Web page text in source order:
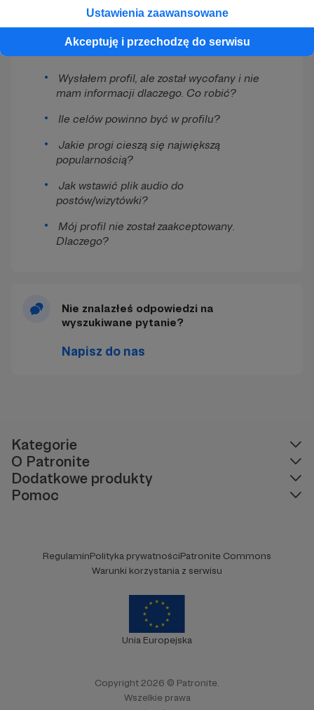
Ustawienia zaawansowane
Akceptuję i przechodzę do serwisu
Zobacz również
Wysłałem profil, ale został wycofany i nie
mam informacji dlaczego. Co robić?
Ile celów powinno być w profilu?
Jakie progi cieszą się największą
popularnością?
Jak wstawić plik audio do
postów/wizytówki?
Mój profil nie został zaakceptowany.
Dlaczego?
Nie znalazłeś odpowiedzi na
wyszukiwane pytanie?
Napisz do nas
Kategorie
O Patronite
Dodatkowe produkty
Pomoc
RegulaminPolityka prywatnościPatronite Commons
Warunki korzystania z serwisu
Unia Europejska
Copyright 2026 © Patronite.
Wszelkie prawa